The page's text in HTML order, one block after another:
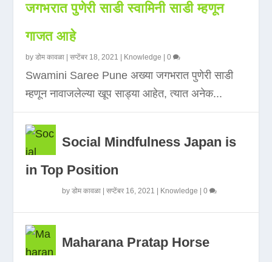
जगभरात पुणेरी साडी स्वामिनी साडी म्हणून
गाजत आहे
byडोम कावळा |सप्टेंबर 18, 2021 Knowledge |0
Swamini Saree Pune अख्या जगभरात पुणेरी साडी
म्हणून नावाजलेल्या खूप साड्या आहेत, त्यात अनेक...
Social Mindfulness Japan is
in Top Position
byडोम कावळा |सप्टेंबर 16, 2021 Knowledge |0
Maharana Pratap Horse